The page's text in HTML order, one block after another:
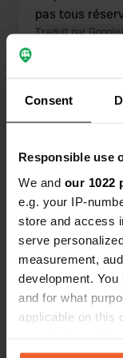
Consent
Responsible use
We and our 1022
e.g. your IP-
store and access
serve
measurement,
development.
and for what
applicable on this
any time from the
pas tous
accueillant,
Traduit par Google
Contact
Kastanija 14